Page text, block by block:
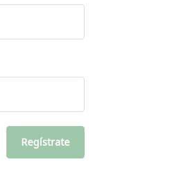
Regístrate